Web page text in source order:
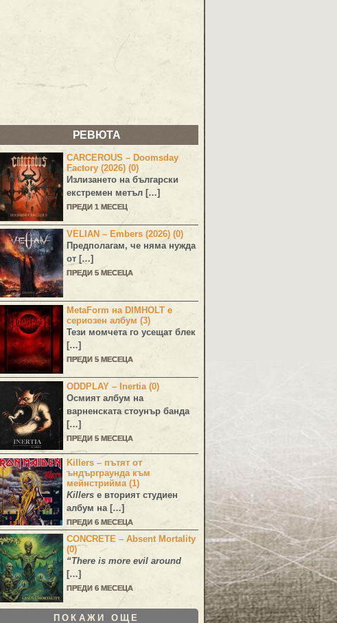
РЕВЮТА
CARCEROUS – Doomsday
Factory (2026) (0)
Излизането на български
екстремен метъл […]
ПРЕДИ 1 МЕСЕЦ
VELIAN – Embers (2026) (0)
Предполагам, че няма нужда
от […]
ПРЕДИ 5 МЕСЕЦА
MetaForm на DIMHOLT е
сериозен албум (3)
Тези момчета го усещат блек
[…]
ПРЕДИ 5 МЕСЕЦА
ODDPLAY – Inertia (0)
Осмият албум на
варненската стоунър банда
[…]
ПРЕДИ 5 МЕСЕЦА
Killers – пътят от
ъндърграунда към
мейнстрийма (1)
Killers е вторият студиен
албум на […]
ПРЕДИ 6 МЕСЕЦА
CONCRETE – Absent Mortality
(0)
“There is more evil around
[…]
ПРЕДИ 6 МЕСЕЦА
ПОКАЖИ ОЩЕ